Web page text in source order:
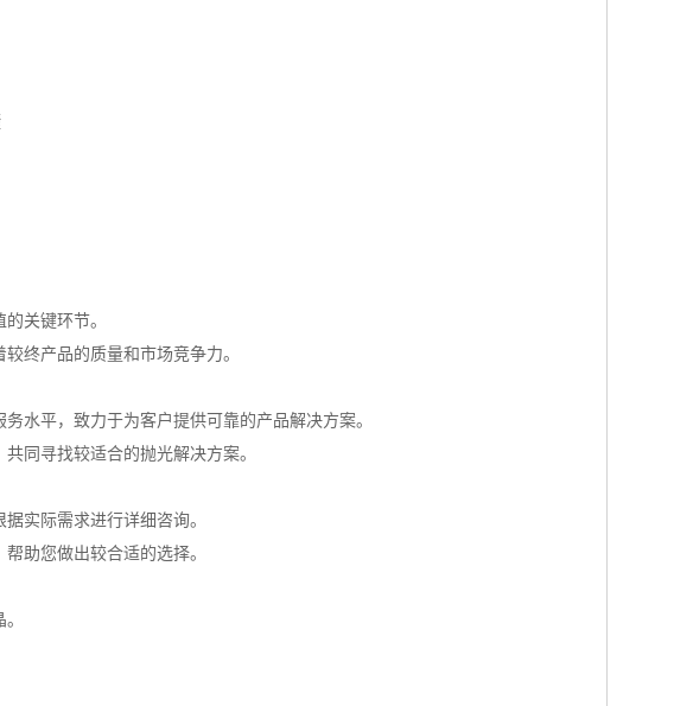
关键环节。
终产品的质量和市场竞争力。
水平，致力于为客户提供可靠的产品解决方案。
同寻找较适合的抛光解决方案。
实际需求进行详细咨询。
助您做出较合适的选择。